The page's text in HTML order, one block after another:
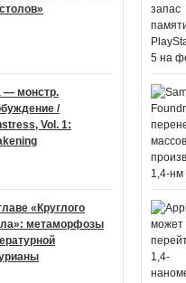
— монстр.
/
Vol. 1:
«Круглого
метаморфозы